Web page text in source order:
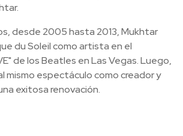
desde 2005 hasta 2013, Mukhtar
du Soleil como artista en el
de los Beatles en Las Vegas. Luego,
mismo espectáculo como creador y
exitosa renovación.